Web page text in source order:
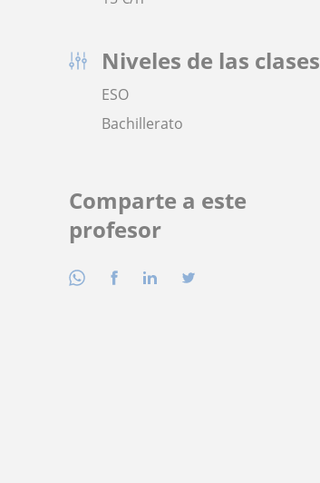
Niveles de las clases
ESO
Bachillerato
Comparte a este
profesor